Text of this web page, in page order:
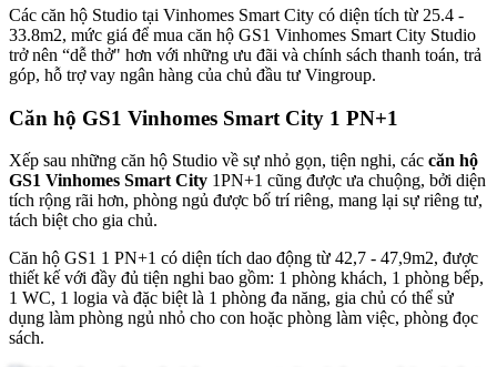
Các căn hộ Studio tại Vinhomes Smart City có diện tích từ 25.4 -
33.8m2, mức giá để mua căn hộ GS1 Vinhomes Smart City Studio
trở nên “dễ thở" hơn với những ưu đãi và chính sách thanh toán, trả
góp, hỗ trợ vay ngân hàng của chủ đầu tư Vingroup.
Căn hộ GS1 Vinhomes Smart City 1 PN+1
Xếp sau những căn hộ Studio về sự nhỏ gọn, tiện nghi, các căn hộ
GS1 Vinhomes Smart City 1PN+1 cũng được ưa chuộng, bởi diện
tích rộng rãi hơn, phòng ngủ được bố trí riêng, mang lại sự riêng tư,
tách biệt cho gia chủ.
Căn hộ GS1 1 PN+1 có diện tích dao động từ 42,7 - 47,9m2, được
thiết kế với đầy đủ tiện nghi bao gồm: 1 phòng khách, 1 phòng bếp,
1 WC, 1 logia và đặc biệt là 1 phòng đa năng, gia chủ có thể sử
dụng làm phòng ngủ nhỏ cho con hoặc phòng làm việc, phòng đọc
sách.